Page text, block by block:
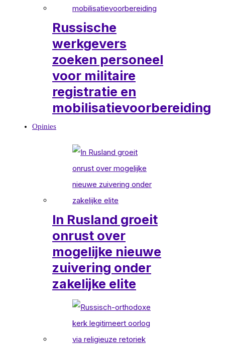
Russische
werkgevers
zoeken personeel
voor militaire
registratie en
mobilisatievoorbereiding
Opinies
In Rusland groeit
onrust over
mogelijke nieuwe
zuivering onder
zakelijke elite